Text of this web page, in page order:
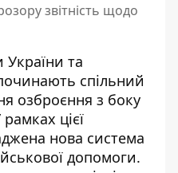
звітність щодо
України та
спільний
озброєння з боку
цієї
нова система
допомоги.